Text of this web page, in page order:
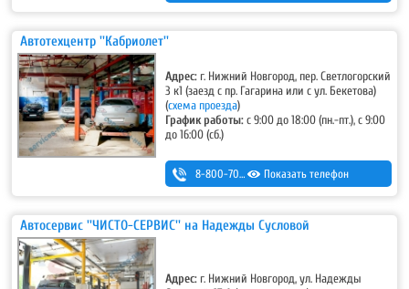
Автотехцентр ''Кабриолет''
Адрес: г. Нижний Новгород, пер. Светлогорский
3 к1 (заезд с пр. Гагарина или с ул. Бекетова)
(схема проезда)
График работы:с 9:00 до 18:00 (пн.-пт.), с 9:00
до 16:00 (сб.)
8-800-700-11-42 Показать телефон
Автосервис ''ЧИСТО-СЕРВИС'' на Надежды Сусловой
Адрес: г. Нижний Новгород, ул. Надежды